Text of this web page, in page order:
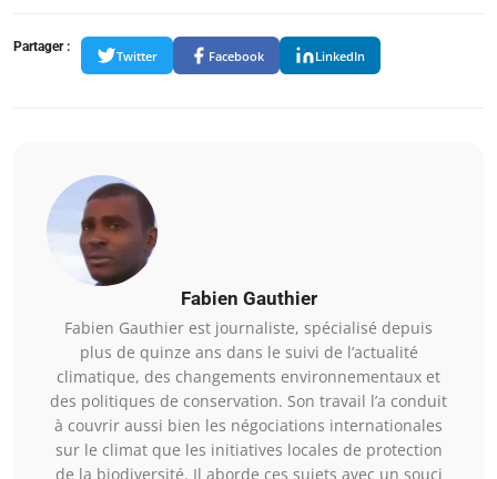
Partager :
Twitter Facebook LinkedIn
Fabien Gauthier
Fabien Gauthier est journaliste, spécialisé depuis
plus de quinze ans dans le suivi de l’actualité
climatique, des changements environnementaux et
des politiques de conservation. Son travail l’a conduit
à couvrir aussi bien les négociations internationales
sur le climat que les initiatives locales de protection
de la biodiversité. Il aborde ces sujets avec un souci